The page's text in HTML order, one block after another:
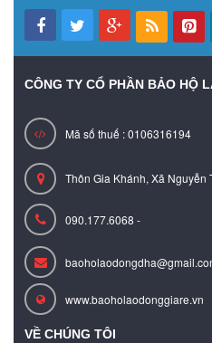
CÔNG TY CỔ PHẦN BẢO HỘ
Mã số thuế : 0106316194
Thôn Gia Khánh, Xã Nguyễn
090.177.6068 -
www.baoholaodonggiare.vn
VỀ CHÚNG TÔI